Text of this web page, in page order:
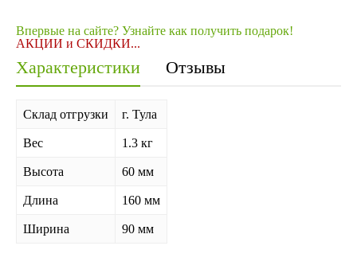
Впервые на сайте? Узнайте как получить подарок!
АКЦИИ и СКИДКИ...
Характеристики Отзывы
Склад отгрузки г. Тула
Вес 1.3 кг
Высота 60 мм
Длина 160 мм
Ширина 90 мм